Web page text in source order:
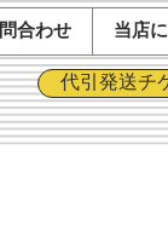
問合わせ 当店
代引発送チ